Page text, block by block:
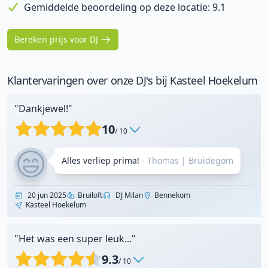
Gemiddelde beoordeling op deze locatie: 9.1
Bereken prijs voor DJ
Klantervaringen over onze DJ's bij Kasteel Hoekelum
"Dankjewel!"
10/ 10
Alles verliep prima! - Thomas | Bruidegom
20 jun 2025 Bruiloft DJ Milan
Bennekom
Kasteel Hoekelum
"Het was een super leuk..."
9.3/ 10